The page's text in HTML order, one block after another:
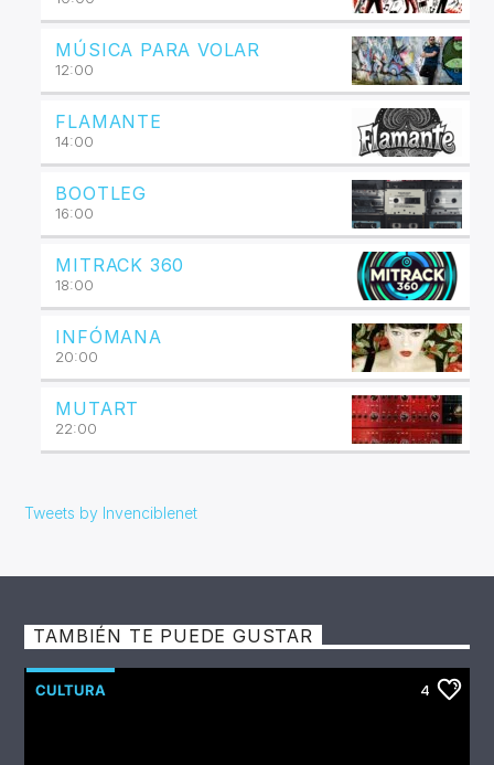
MÚSICA PARA VOLAR
12:00
FLAMANTE
14:00
BOOTLEG
16:00
MITRACK 360
18:00
INFÓMANA
20:00
MUTART
22:00
Tweets by Invenciblenet
TAMBIÉN TE PUEDE GUSTAR
CULTURA 4